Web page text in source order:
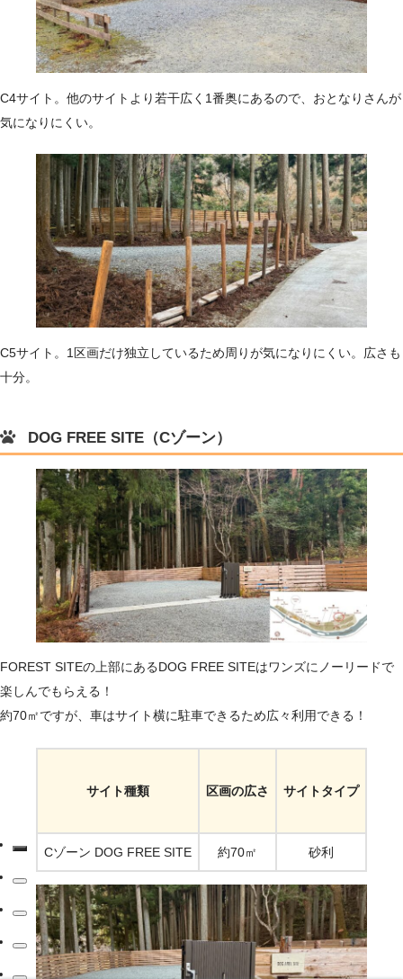
C4サイト。他のサイトより若干広く1番奥にあるので、おとなりさんが
気になりにくい。
C5サイト。1区画だけ独立しているため周りが気になりにくい。広さも
十分。
DOG FREE SITE（Cゾーン）
FOREST SITEの上部にあるDOG FREE SITEはワンズにノーリードで
楽しんでもらえる！
約70㎡ですが、車はサイト横に駐車できるため広々利用できる！
サイト種類 区画の広さ サイトタイプ
Cゾーン DOG FREE SITE 約70㎡ 砂利